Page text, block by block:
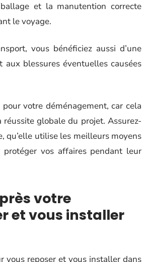
et la manutention correcte
le voyage.
vous bénéficiez aussi d’une
blessures éventuelles causées
votre déménagement, car cela
globale du projet. Assurez-
qu’elle utilise les meilleurs moyens
vos affaires pendant leur
votre
et vous installer
vous reposer et vous installer dans